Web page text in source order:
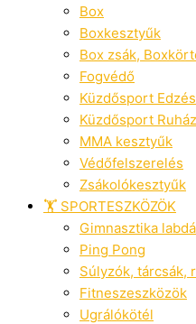
Box
Boxkesztyűk
Box zsák,
Fogvédő
Küzdősport
Küzdősport
MMA kesztyűk
Védőfelszerelés
Zsákolókesztyűk
🏋️ SPORTESZKÖZÖK
Gimnasztika
Ping Pong
Súlyzók, tárcsák,
Fitneszeszközök
Ugrálókötél